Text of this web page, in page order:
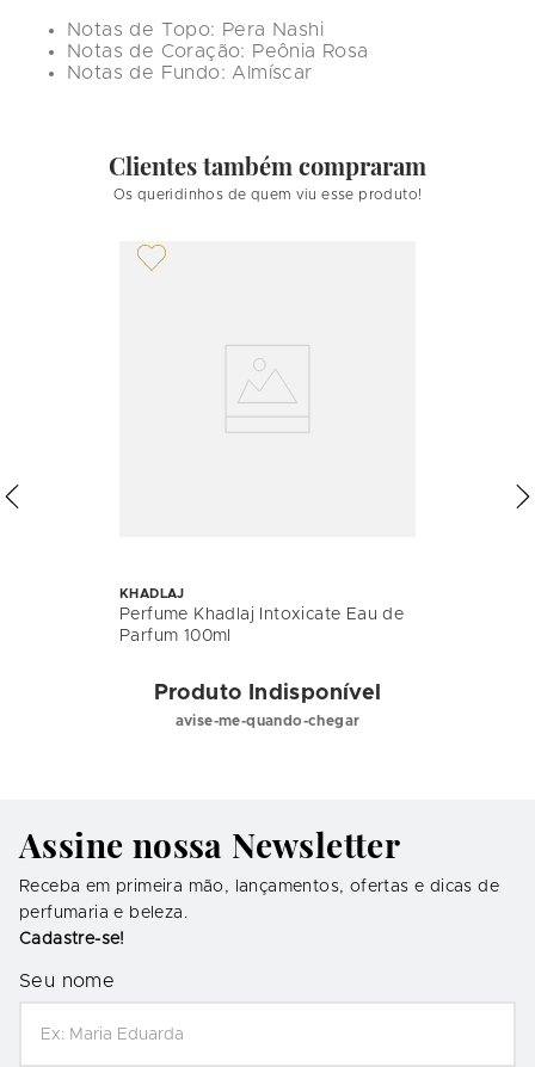
Notas de Topo: Pera Nashi
Notas de Coração: Peônia Rosa
Notas de Fundo: Almíscar
Clientes também compraram
Os queridinhos de quem viu esse produto!
KHADLAJ
Perfume Khadlaj Intoxicate Eau de
Parfum 100ml
Produto Indisponível
avise-me-quando-chegar
Assine nossa Newsletter
Receba em primeira mão, lançamentos, ofertas e dicas de
perfumaria e beleza.
Cadastre-se!
Seu nome